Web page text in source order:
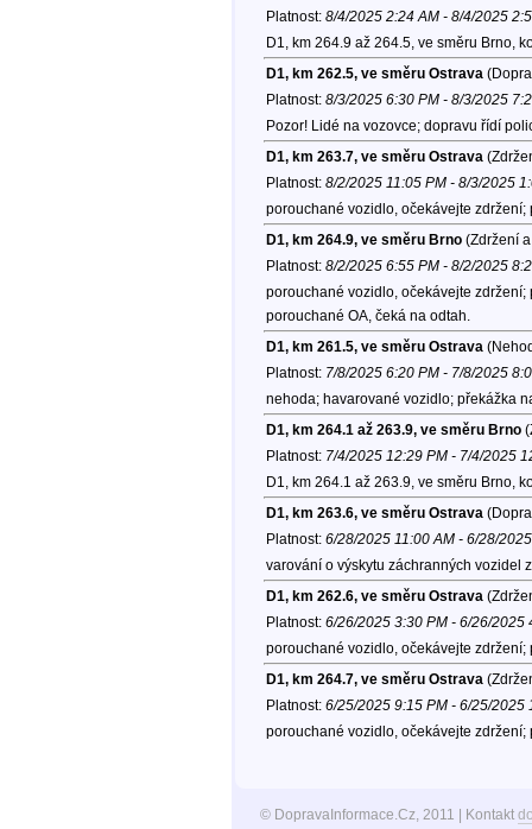
Platnost: 8/4/2025 2:24 AM - 8/4/2025
D1, km 264.9 až 264.5, ve směru Brno,
D1, km 262.5, ve směru Ostrava
Platnost: 8/3/2025 6:30 PM - 8/3/2025
Pozor! Lidé na vozovce; dopravu řídí
D1, km 263.7, ve směru Ostrava
Platnost: 8/2/2025 11:05 PM - 8/3/2025
porouchané vozidlo, očekávejte
D1, km 264.9, ve směru Brno(Zdržení
Platnost: 8/2/2025 6:55 PM - 8/2/2025
porouchané vozidlo, očekávejte
porouchané OA, čeká na odtah.
D1, km 261.5, ve směru Ostrava
Platnost: 7/8/2025 6:20 PM - 7/8/2025
nehoda; havarované vozidlo; překážka
D1, km 264.1 až 263.9, ve směru Brno
Platnost: 7/4/2025 12:29 PM - 7/4/2025
D1, km 264.1 až 263.9, ve směru Brno,
D1, km 263.6, ve směru Ostrava
Platnost: 6/28/2025 11:00 AM - 6/28/
varování o výskytu záchranných vozidel
D1, km 262.6, ve směru Ostrava
Platnost: 6/26/2025 3:30 PM - 6/26/2025
porouchané vozidlo, očekávejte
D1, km 264.7, ve směru Ostrava
Platnost: 6/25/2025 9:15 PM - 6/25/2025
porouchané vozidlo, očekávejte zdržení;
© DopravaInformace.Cz, 2011 | Kontakt